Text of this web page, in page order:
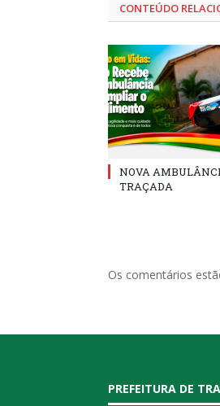
CONTEÚDO
NOVA
TRAÇADA
Os comentários
PREFEITURA DE